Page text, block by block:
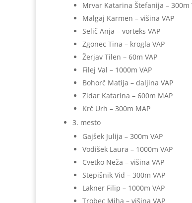
Mrvar Katarina Štefanija – 300m
Malgaj Karmen – višina VAP
Selič Anja – vorteks VAP
Zgonec Tina – krogla VAP
Žerjav Tilen – 60m VAP
Filej Val – 1000m VAP
Bohorč Matija – daljina VAP
Zidar Katarina – 600m MAP
Krč Urh – 300m MAP
3. mesto
Gajšek Julija – 300m VAP
Vodišek Laura – 1000m VAP
Cvetko Neža – višina VAP
Stepišnik Vid – 300m VAP
Lakner Filip – 1000m VAP
Trobec Miha – višina VAP